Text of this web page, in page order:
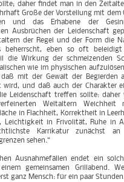
daher findet man in den
Große der Vorstellung mit dem
und das Erhabene der
Ausbrüchen der Leidenschaft
der Regel und der Form die
beherrscht, eben so oft
die Wirkung der schmelzenden
wie im physischen
mit der Gewalt der Begierden
wird, und daß auch der Charakter
Leidenschaft treffen sollte: daher
Weltaltern
in Flachheit, Korrektheit in
Leichtigkeit in Frivolität, Ruhe in
Karrikatur zunächst an
sehen.“
Ausnahmefällen endet ein
gemeinsamen Grillabend.
ganz Mensch: für ein paar